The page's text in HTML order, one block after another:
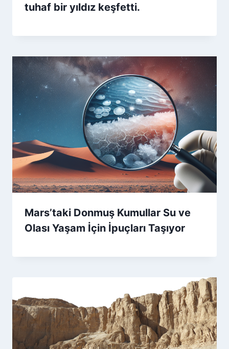
tuhaf bir yıldız keşfetti.
Mars’taki Donmuş Kumullar Su ve
Olası Yaşam İçin İpuçları Taşıyor